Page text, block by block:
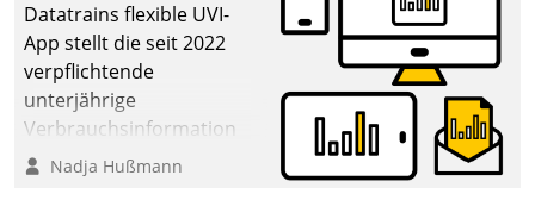
Datatrains flexible UVI-
App stellt die seit 2022
verpflichtende
unterjährige
Verbrauchsinformation
schnell, zuverlässig und
Nadja Hußmann